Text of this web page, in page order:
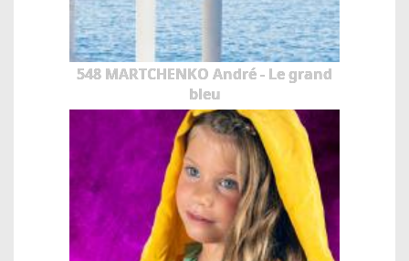
548 MARTCHENKO André - Le grand
bleu